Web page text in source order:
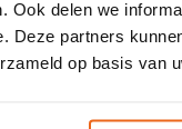
Ook delen we
Deze partners
op basis van
INTERESSANT